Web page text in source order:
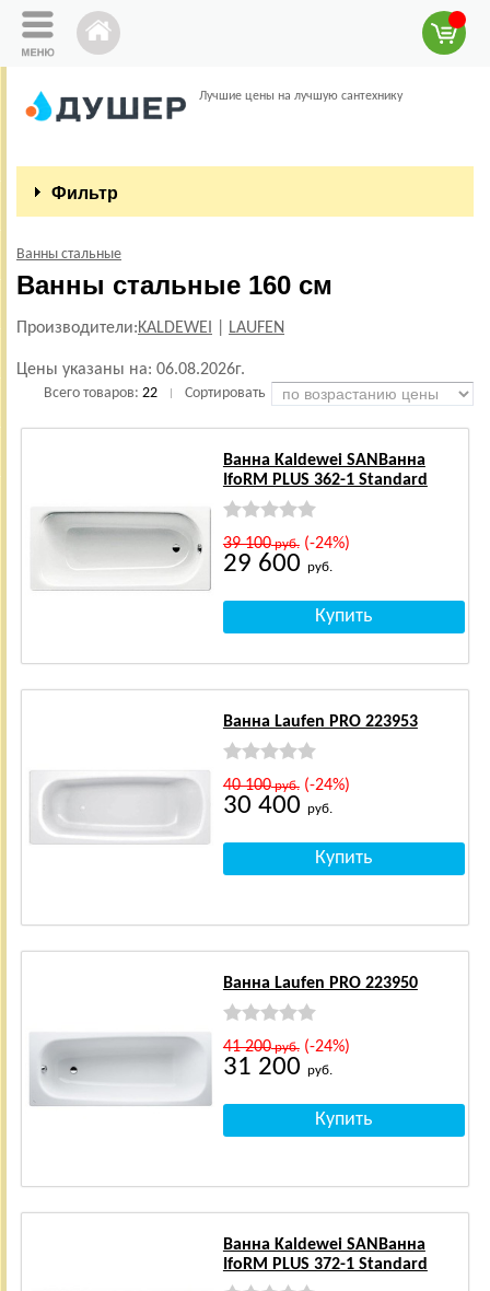
Лучшие цены на лучшую сантехнику
Фильтр
Ванны стальные
Ванны стальные 160 см
Производители:KALDEWEI LAUFEN
Цены указаны на: 06.08.2026г.
Всего товаров: 22 Сортировать
Ванна Kaldewei SANВанна
IfoRM PLUS 362-1 Standard
39 100руб.(-24%)
29 600 руб.
Ванна Laufen PRO 223953
40 100руб.(-24%)
30 400 руб.
Ванна Laufen PRO 223950
41 200руб.(-24%)
31 200 руб.
Ванна Kaldewei SANВанна
IfoRM PLUS 372-1 Standard